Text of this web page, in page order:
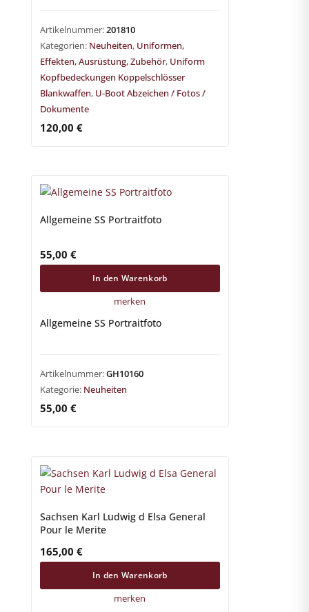
Artikelnummer:201810
Kategorien: Neuheiten, Uniformen,
Effekten, Ausrüstung, Zubehör, Uniform
Kopfbedeckungen Koppelschlösser
Blankwaffen, U-Boot Abzeichen / Fotos /
Dokumente
120,00 €
Allgemeine SS Portraitfoto
55,00 €
In den Warenkorb
merken
Allgemeine SS Portraitfoto
Artikelnummer:GH10160
Kategorie: Neuheiten
55,00 €
Sachsen Karl Ludwig d Elsa General
Pour le Merite
165,00 €
In den Warenkorb
merken